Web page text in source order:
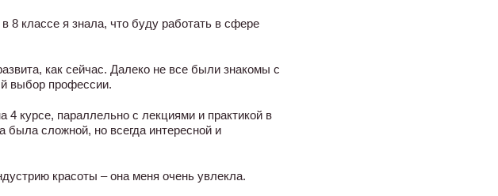
классе я знала, что буду работать в сфере
как сейчас. Далеко не все были знакомы с
выбор профессии.
курсе, параллельно с лекциями и практикой в
сложной, но всегда интересной и
красоты – она меня очень увлекла.